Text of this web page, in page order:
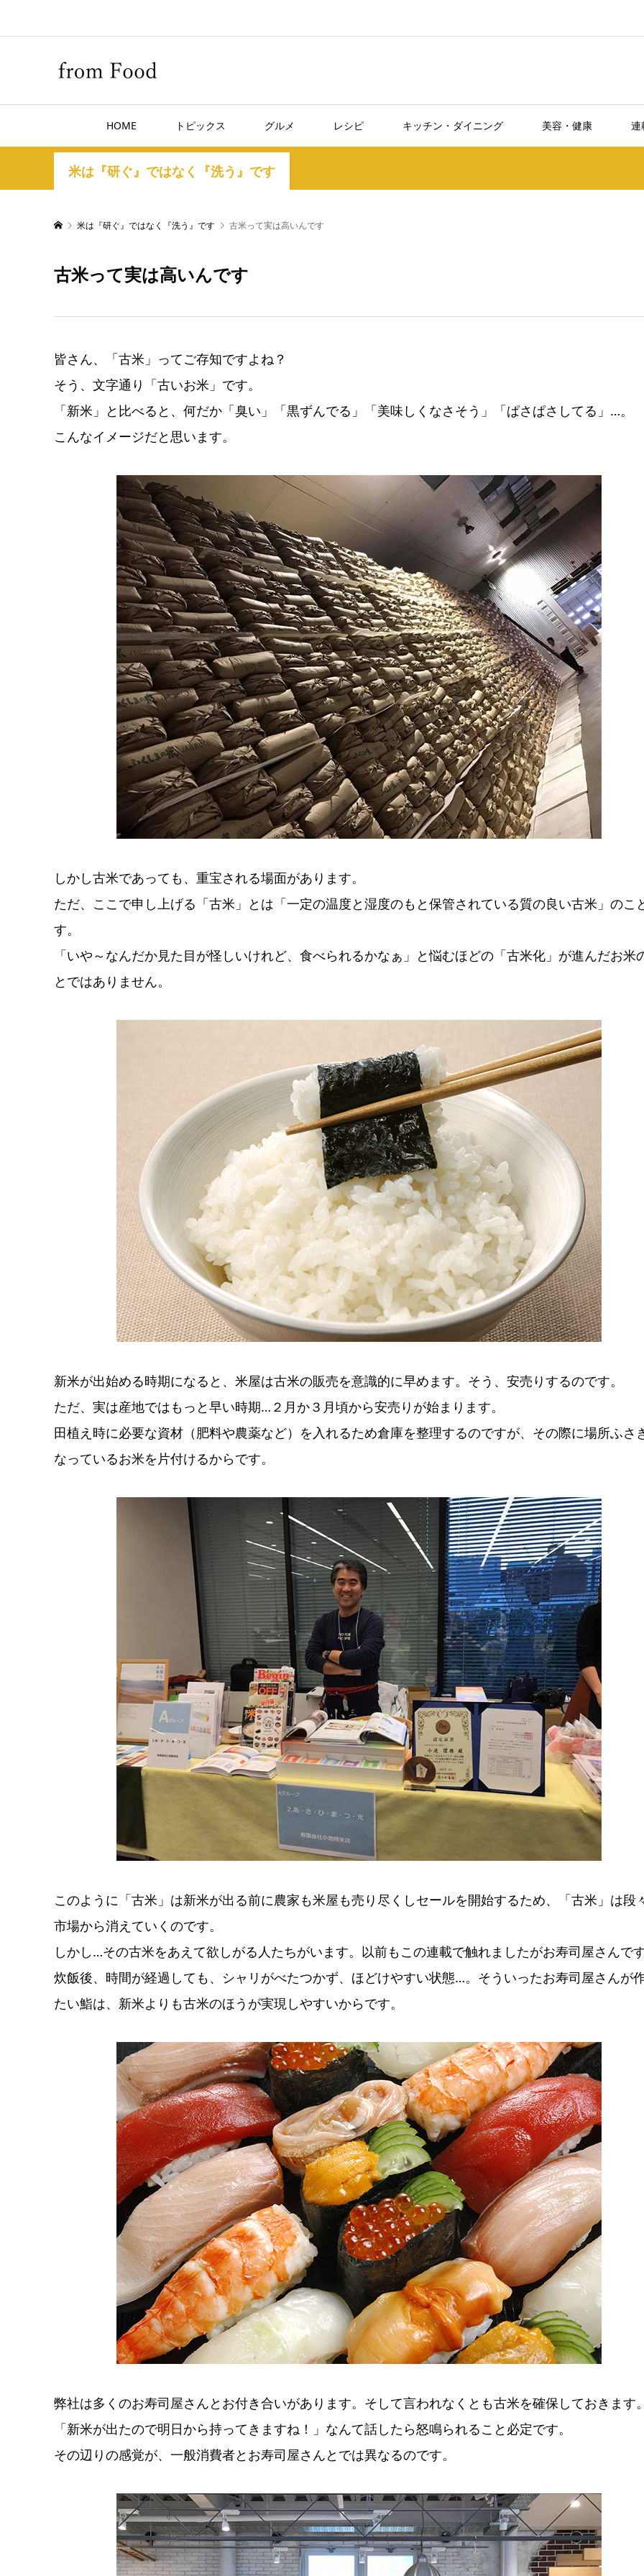
HOME トピックス グルメ レシピ キッチン・ダイニング 美容・健康 連
米は『研ぐ』ではなく『洗う』です
米は『研ぐ』ではなく『洗う』です 古米って実は高いんです
古米って実は高いんです
皆さん、「古米」ってご存知ですよね？
そう、文字通り「古いお米」です。
「新米」と比べると、何だか「臭い」「黒ずんでる」「美味しくなさそう」「ぱさぱさしてる」…。
こんなイメージだと思います。
しかし古米であっても、重宝される場面があります。
ただ、ここで申し上げる「古米」とは「一定の温度と湿度のもと保管されている質の良い古米」のこ
す。
「いや～なんだか見た目が怪しいけれど、食べられるかなぁ」と悩むほどの「古米化」が進んだお米
とではありません。
新米が出始める時期になると、米屋は古米の販売を意識的に早めます。そう、安売りするのです。
ただ、実は産地ではもっと早い時期…２月か３月頃から安売りが始まります。
田植え時に必要な資材（肥料や農薬など）を入れるため倉庫を整理するのですが、その際に場所ふさ
なっているお米を片付けるからです。
このように「古米」は新米が出る前に農家も米屋も売り尽くしセールを開始するため、「古米」は段
市場から消えていくのです。
しかし…その古米をあえて欲しがる人たちがいます。以前もこの連載で触れましたがお寿司屋さんです
炊飯後、時間が経過しても、シャリがべたつかず、ほどけやすい状態…。そういったお寿司屋さんが
たい鮨は、新米よりも古米のほうが実現しやすいからです。
弊社は多くのお寿司屋さんとお付き合いがあります。そして言われなくとも古米を確保しておきます。
「新米が出たので明日から持ってきますね！」なんて話したら怒鳴られること必定です。
その辺りの感覚が、一般消費者とお寿司屋さんとでは異なるのです。